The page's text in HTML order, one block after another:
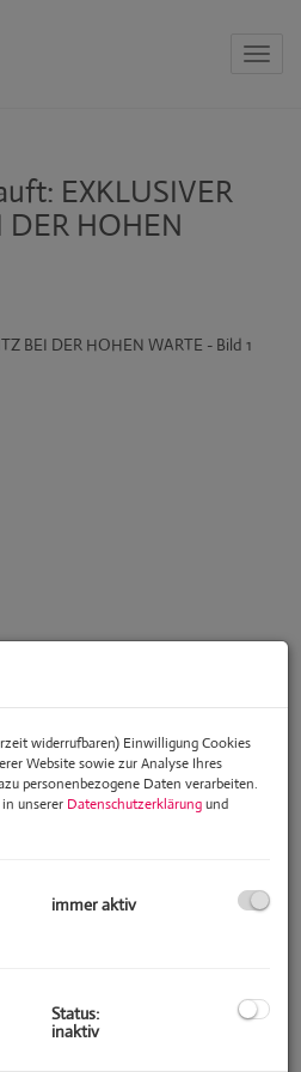
EXKLUSIVER
DER HOHEN
Marktchance in einer der
dar.
widerrufbaren) Einwilligung Cookies
Website sowie zur Analyse Ihres
personenbezogene Daten verarbeiten.
unserer Datenschutzerklärungund
immer aktiv
Status:
inaktiv